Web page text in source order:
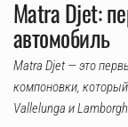
Matra Djet:
автомобиль
Matra Djet — это
компоновки,
Vallelunga и